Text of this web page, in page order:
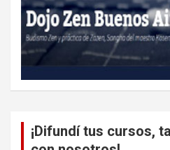
¡Difundí tus cursos,